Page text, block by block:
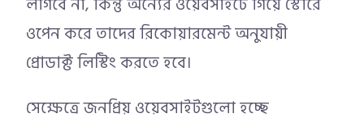
ওপেন করে তাদের রিকোয়ারমেন্ট অনুযায়ী
প্রোডাক্ট লিস্টিং করতে হবে।
সেক্ষেত্রে জনপ্রিয় ওয়েবসাইটগুলো হচ্ছে